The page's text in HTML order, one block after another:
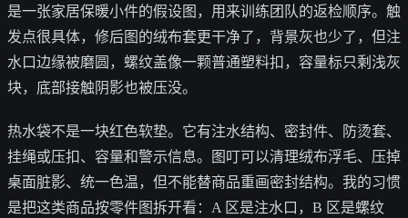
是一张家居保暖小件的假设图，用来训练团队的返检顺序。触
发点很具体，修后图的绒布套更干净了，背景灰也少了，但注
水口边缘被磨圆，螺纹盖像一颗普通塑料扣，容量标只剩浅灰
块，底部接触阴影也被压没。
热水袋不是一块红色软垫。它有注水结构、密封件、防烫套、
挂绳或压扣、容量和警示信息。图叮可以清理绒布浮毛、压掉
桌面脏影、统一色温，但不能替商品重画密封结构。我的习惯
是把这类商品按零件图拆开看：A 区是注水口，B 区是螺纹